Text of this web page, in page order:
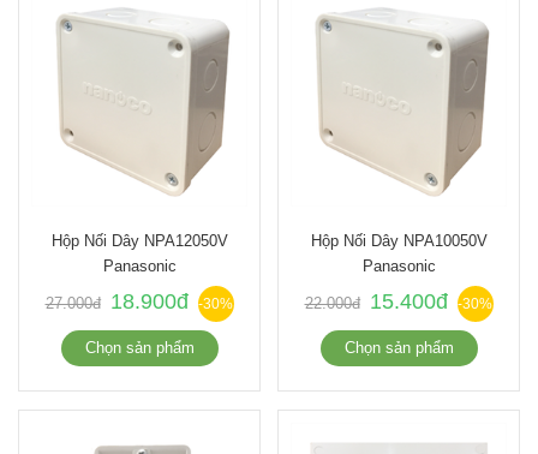
Hộp Nối Dây NPA12050V
Panasonic
27.000đ 18.900đ -30%
Chọn sản phẩm
Hộp Nối Dây NPA10050V
Panasonic
22.000đ 15.400đ -30%
Chọn sản phẩm